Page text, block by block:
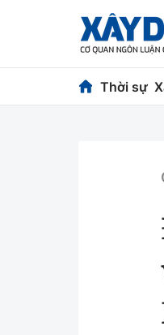
Thời sự
Chuyện dọc